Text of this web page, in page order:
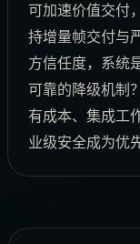
可加速价值交付
持增量帧交付与
方信任度，系统
可靠的降级机制
有成本、集成工
业级安全成为优